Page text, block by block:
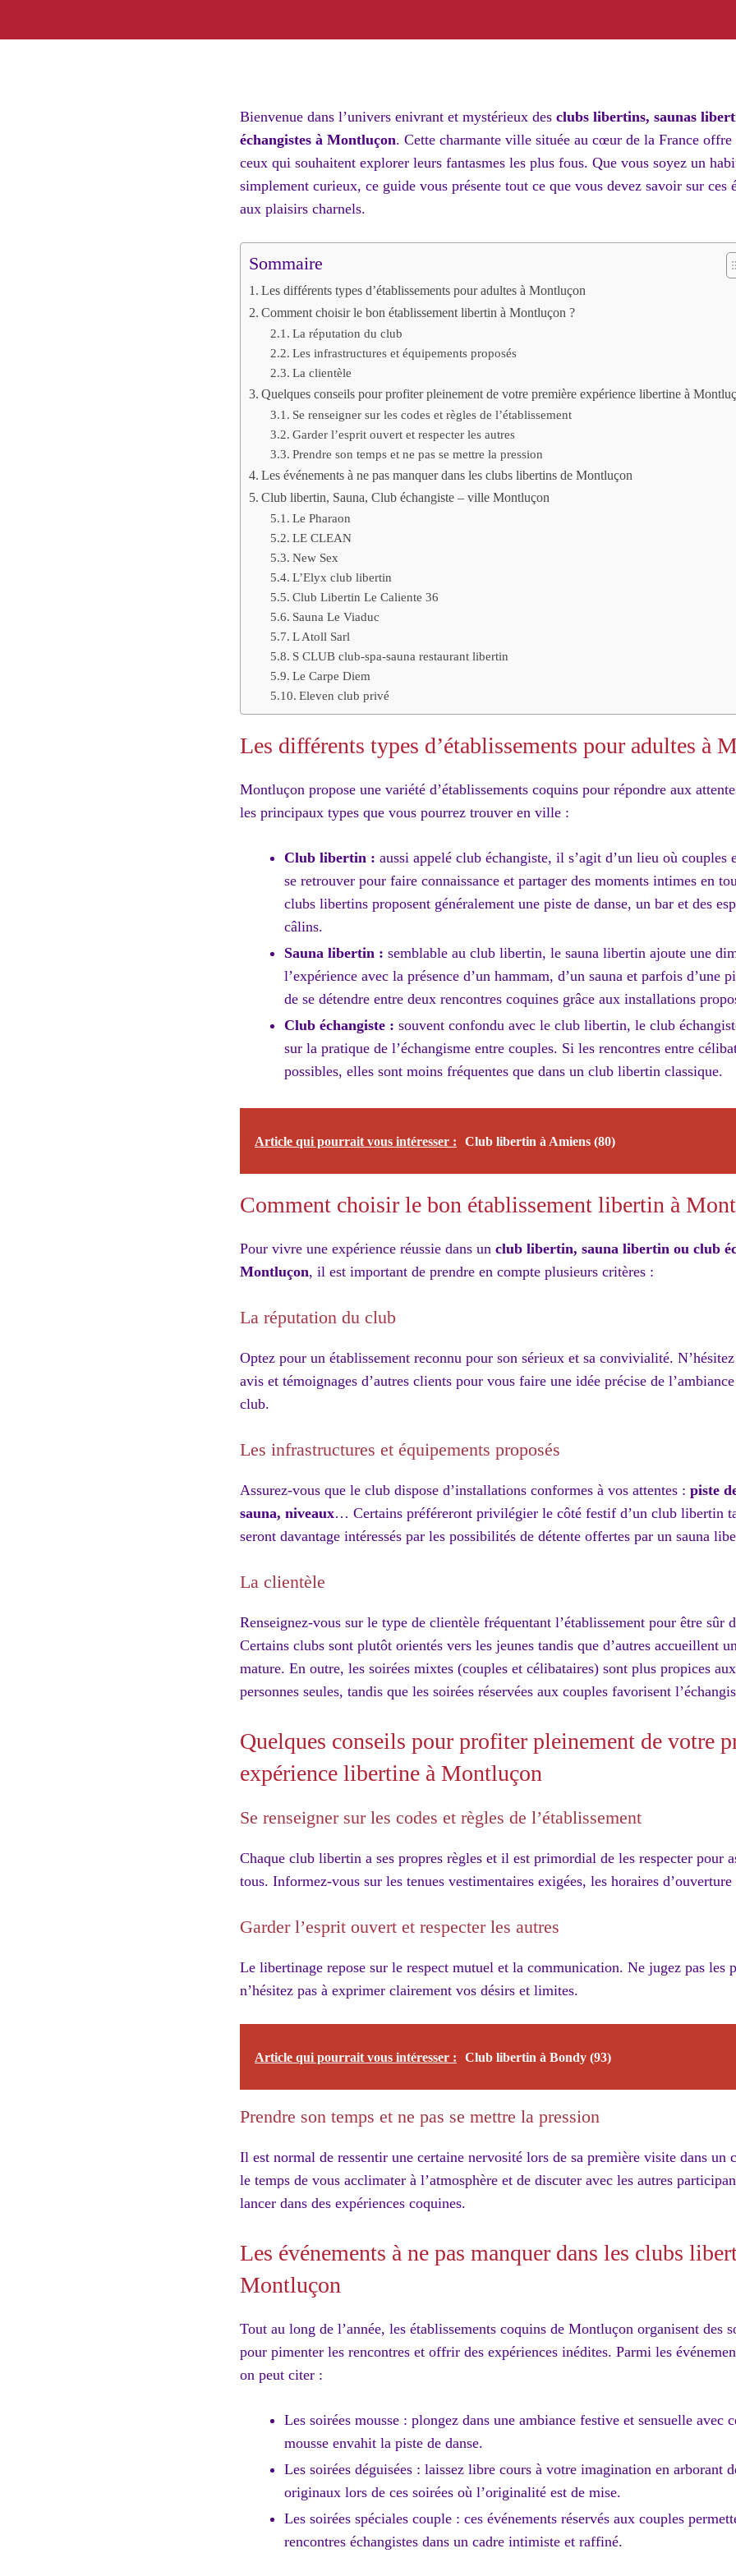
Bienvenue dans l’univers enivrant et mystérieux des clubs libertins, saunas
échangistes à Montluçon. Cette charmante ville située au cœur de la France
ceux qui souhaitent explorer leurs fantasmes les plus fous. Que vous soyez un
simplement curieux, ce guide vous présente tout ce que vous devez savoir sur ces
aux plaisirs charnels.
Sommaire
Les différents types d’établissements pour adultes à Montluçon
Comment choisir le bon établissement libertin à Montluçon ?
La réputation du club
Les infrastructures et équipements proposés
La clientèle
Quelques conseils pour profiter pleinement de votre première expérience libertine à
Se renseigner sur les codes et règles de l’établissement
Garder l’esprit ouvert et respecter les autres
Prendre son temps et ne pas se mettre la pression
Les événements à ne pas manquer dans les clubs libertins de Montluçon
Club libertin, Sauna, Club échangiste – ville Montluçon
Le Pharaon
LE CLEAN
New Sex
L’Elyx club libertin
Club Libertin Le Caliente 36
Sauna Le Viaduc
L Atoll Sarl
S CLUB club-spa-sauna restaurant libertin
Le Carpe Diem
Eleven club privé
Les différents types d’établissements pour adultes à
Montluçon propose une variété d’établissements coquins pour répondre aux
les principaux types que vous pourrez trouver en ville :
Club libertin : aussi appelé club échangiste, il s’agit d’un lieu où couples
se retrouver pour faire connaissance et partager des moments intimes en
clubs libertins proposent généralement une piste de danse, un bar et des
câlins.
Sauna libertin : semblable au club libertin, le sauna libertin ajoute une
l’expérience avec la présence d’un hammam, d’un sauna et parfois d’une
de se détendre entre deux rencontres coquines grâce aux installations
Club échangiste : souvent confondu avec le club libertin, le club
sur la pratique de l’échangisme entre couples. Si les rencontres entre
possibles, elles sont moins fréquentes que dans un club libertin classique.
Article qui pourrait vous intéresser : Club libertin à Amiens (80)
Comment choisir le bon établissement libertin à
Pour vivre une expérience réussie dans un club libertin, sauna libertin ou club
Montluçon, il est important de prendre en compte plusieurs critères :
La réputation du club
Optez pour un établissement reconnu pour son sérieux et sa convivialité.
avis et témoignages d’autres clients pour vous faire une idée précise de
club.
Les infrastructures et équipements proposés
Assurez-vous que le club dispose d’installations conformes à vos attentes : piste
sauna, niveaux… Certains préféreront privilégier le côté festif d’un club libertin
seront davantage intéressés par les possibilités de détente offertes par un sauna
La clientèle
Renseignez-vous sur le type de clientèle fréquentant l’établissement pour être sûr
Certains clubs sont plutôt orientés vers les jeunes tandis que d’autres accueillent
mature. En outre, les soirées mixtes (couples et célibataires) sont plus propices
personnes seules, tandis que les soirées réservées aux couples favorisent
Quelques conseils pour profiter pleinement de votre
expérience libertine à Montluçon
Se renseigner sur les codes et règles de l’établissement
Chaque club libertin a ses propres règles et il est primordial de les respecter pour
tous. Informez-vous sur les tenues vestimentaires exigées, les horaires
Garder l’esprit ouvert et respecter les autres
Le libertinage repose sur le respect mutuel et la communication. Ne jugez pas les
n’hésitez pas à exprimer clairement vos désirs et limites.
Article qui pourrait vous intéresser : Club libertin à Bondy (93)
Prendre son temps et ne pas se mettre la pression
Il est normal de ressentir une certaine nervosité lors de sa première visite dans un
le temps de vous acclimater à l’atmosphère et de discuter avec les autres
lancer dans des expériences coquines.
Les événements à ne pas manquer dans les clubs
Montluçon
Tout au long de l’année, les établissements coquins de Montluçon organisent des
pour pimenter les rencontres et offrir des expériences inédites. Parmi les
on peut citer :
Les soirées mousse : plongez dans une ambiance festive et sensuelle avec
mousse envahit la piste de danse.
Les soirées déguisées : laissez libre cours à votre imagination en arborant
originaux lors de ces soirées où l’originalité est de mise.
Les soirées spéciales couple : ces événements réservés aux couples
rencontres échangistes dans un cadre intimiste et raffiné.